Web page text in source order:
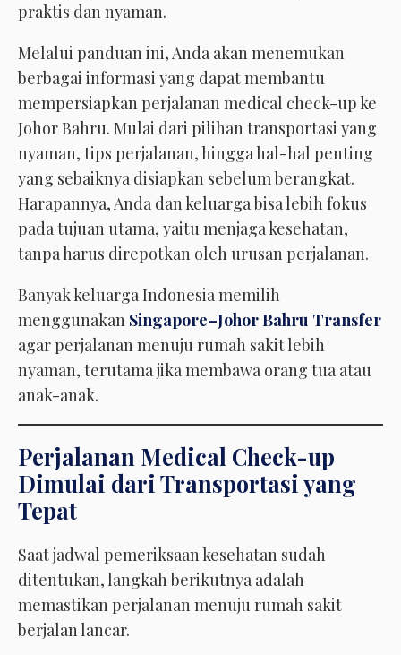
praktis dan nyaman.
Melalui panduan ini, Anda akan menemukan
berbagai informasi yang dapat membantu
mempersiapkan perjalanan medical check-up ke
Johor Bahru. Mulai dari pilihan transportasi yang
nyaman, tips perjalanan, hingga hal-hal penting
yang sebaiknya disiapkan sebelum berangkat.
Harapannya, Anda dan keluarga bisa lebih fokus
pada tujuan utama, yaitu menjaga kesehatan,
tanpa harus direpotkan oleh urusan perjalanan.
Banyak keluarga Indonesia memilih
menggunakan Singapore–Johor Bahru Transfer
agar perjalanan menuju rumah sakit lebih
nyaman, terutama jika membawa orang tua atau
anak-anak.
Perjalanan Medical Check-up
Dimulai dari Transportasi yang
Tepat
Saat jadwal pemeriksaan kesehatan sudah
ditentukan, langkah berikutnya adalah
memastikan perjalanan menuju rumah sakit
berjalan lancar.